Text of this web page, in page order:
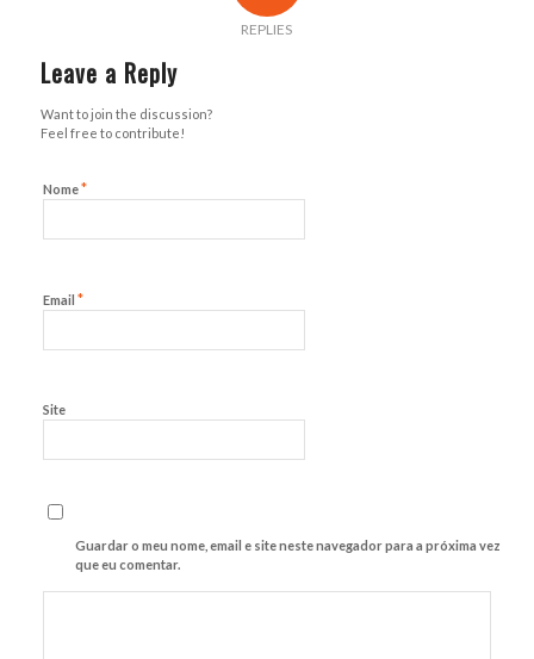
REPLIES
Leave a Reply
Want to join the discussion?
Feel free to contribute!
Nome*
Email *
Site
Guardar o meu nome, email e site neste navegador para a próxima vez
que eu comentar.